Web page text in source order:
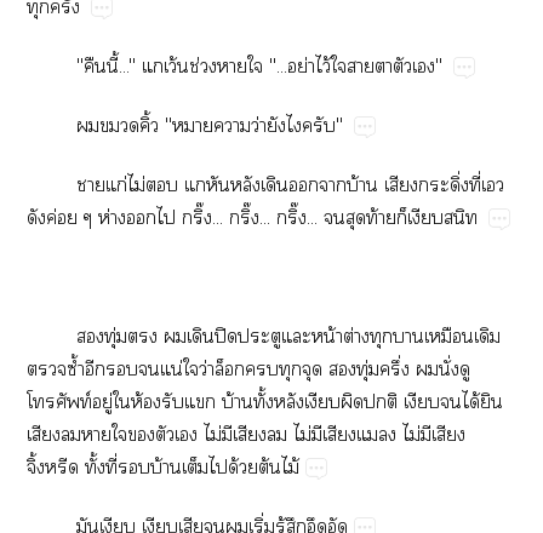
​ั้
"​ี้..."​​ว้​ช่​​"...ย่​ไว้​​​​​"
​​ิ้"​​ว่​​​"
​ก่​ไม่​​​​​​​​บ้​​ิ่​ี่​​
​ค่​ห่​​​ิ๊...​ิ๊...​ิ๊...​​​ท้​​​
​ุ่​​​​ปิ​​​น้​ต่​​​​​
​ซ้ำ​​​​น่​​ว่​​​​​ุ่​ึ่​​ั่​​
ท์​ู่​​ห้​​​บ้​ั้​​​​​​​ได้​​
​​​​​​​ไม่​​​​ไม่​​​​ไม่​​​
ิ้​ั้​ี่​​บ้​​​ด้​ต้​ไม้
​​​​​​ิ่​ู้​​​